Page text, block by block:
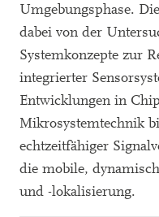
Umgebungsphase.
dabei von der
Systemkonzepte zur
integrierter
Entwicklungen in
Mikrosystemtechnik
echtzeitfähiger
die mobile,
und -lokalisierung.